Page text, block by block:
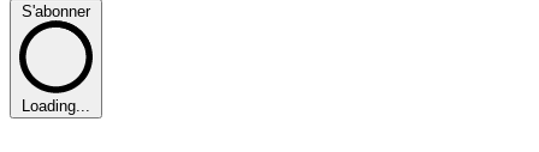
S'abonner
Loading...